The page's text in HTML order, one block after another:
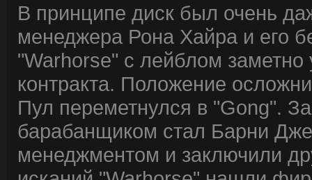
В принципе диск был очень
менеджера Рона Хайра и его
"Warhorse" с лейблом заметно
контракта. Положение
Пул переметнулся в "Gong".
барабанщиком стал Барни
менеджментом и заключили